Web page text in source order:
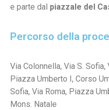
e parte dal piazzale del
Percorso della
Via Colonnella, Via S.
Piazza Umberto I, Corso
Sofia, Via Roma, Piazza
Mons. Natale